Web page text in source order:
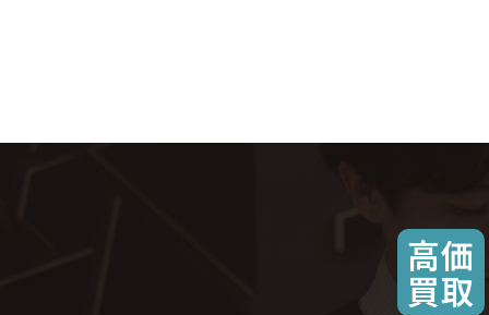
高価
買取